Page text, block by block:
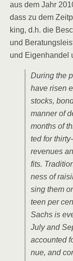
aus dem Jahr
dass zu dem
king, d.h. die
und
und Eigen­han­del
During the
have risen
stocks,
man­ner of
months of
ted for
reve­nues
fits.
ness of
sing them
teen per
Sachs is
July and
accoun­ted
nue, and